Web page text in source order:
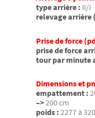
type arrière : II/i
relevage arrière
Prise de force
prise de force
tour par minute
Dimensions et
empattement :
–>200 cm
poids : 2277 à